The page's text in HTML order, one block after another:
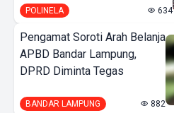
POLINELA 634
Pengamat Soroti Arah Belanja
APBD Bandar Lampung,
DPRD Diminta Tegas
BANDAR LAMPUNG 882